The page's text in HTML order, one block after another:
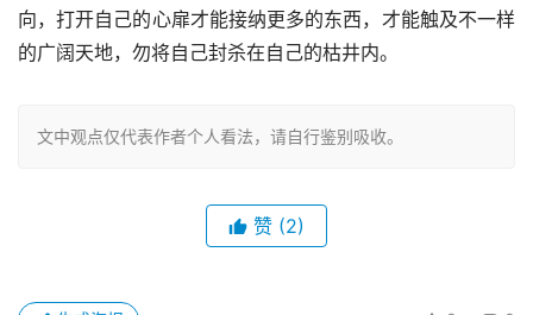
向，打开自己的心扉才能接纳更多的东西，才能触及不一样
的广阔天地，勿将自己封杀在自己的枯井内。
文中观点仅代表作者个人看法，请自行鉴别吸收。
赞 (2)